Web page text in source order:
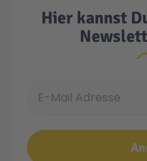
Hier kannst